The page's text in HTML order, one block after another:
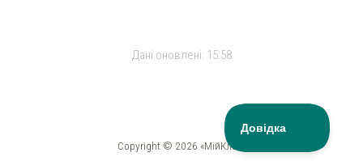
Дані оновлені: 15:58
Copyright © 2026 «МійКлас»